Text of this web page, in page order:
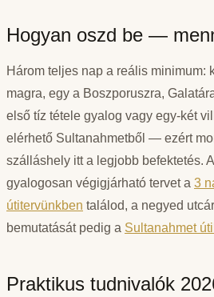
Hogyan oszd be —
Három teljes nap a reális minimum:
magra, egy a Boszporuszra,
első tíz tétele gyalog vagy egy-két
elérhető Sultanahmetből — ezért
szálláshely itt a legjobb befektetés.
gyalogosan végigjárható tervet a 3
útitervünkben találod, a negyed
bemutatását pedig a Sultanahmet
Praktikus tudnivalók